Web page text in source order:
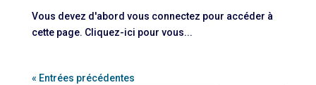
Vous devez d'abord vous connectez pour accéder à
cette page. Cliquez-ici pour vous...
« Entrées précédentes